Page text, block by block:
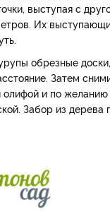
выступая с
Их
обрезные
Затем
олифой и по желанию
Забор из дерева